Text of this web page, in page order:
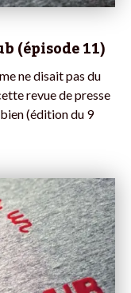
(épisode 11)
ne disait pas du
revue de presse
(édition du 9